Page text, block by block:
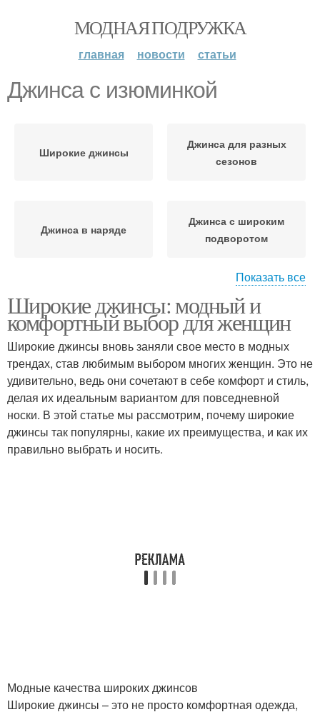
МОДНАЯ ПОДРУЖКА
главная новости статьи
Джинса с изюминкой
Широкие джинсы
Джинса для разных
сезонов
Джинса в наряде
Джинса с широким
подворотом
Узкие джинсы
Джинса в формальных
ситуациях
Показать все
Широкие джинсы: модный и
комфортный выбор для женщин
Широкие джинсы вновь заняли свое место в модных
трендах, став любимым выбором многих женщин. Это не
удивительно, ведь они сочетают в себе комфорт и стиль,
делая их идеальным вариантом для повседневной
носки. В этой статье мы рассмотрим, почему широкие
джинсы так популярны, какие их преимущества, и как их
правильно выбрать и носить.
Модные качества широких джинсов
Широкие джинсы – это не просто комфортная одежда,